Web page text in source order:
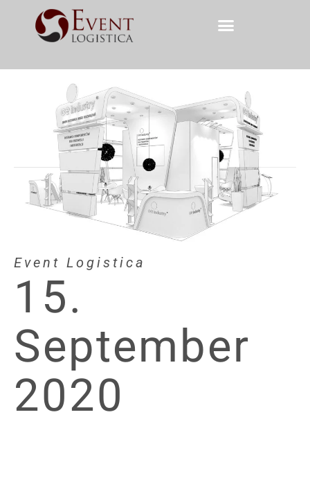
Event Logistica
15.
September
2020